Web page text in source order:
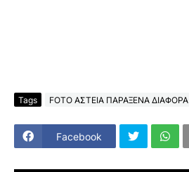
Tags FOTO ΑΣΤΕΙΑ ΠΑΡΑΞΕΝΑ ΔΙΑΦΟΡΑ
Facebook